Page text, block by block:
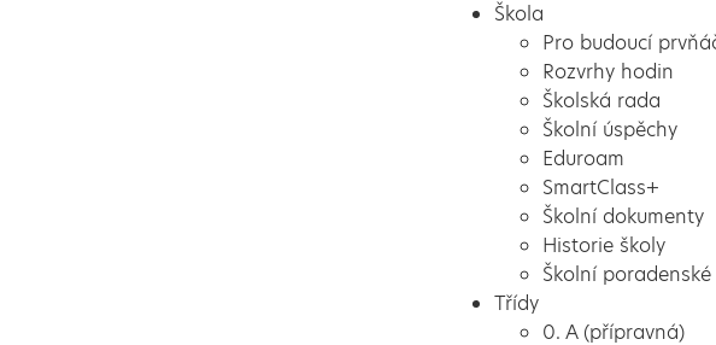
Škola
Pro budoucí
Rozvrhy hodin
Školská rada
Školní úspěchy
Eduroam
SmartClass+
Školní dokumenty
Historie školy
Školní
Třídy
0. A (přípravná)